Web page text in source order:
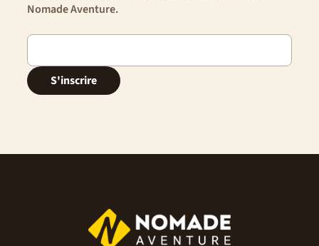
Nomade Aventure.
S'inscrire